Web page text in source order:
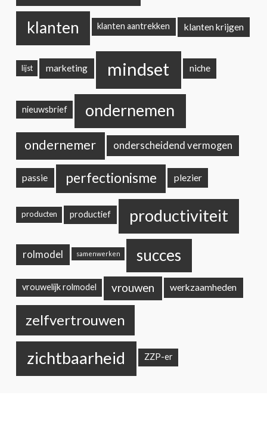
klanten klanten aantrekken klanten krijgen
lijst marketing mindset niche
nieuwsbrief ondernemen
ondernemer onderscheidend vermogen
passie perfectionisme plezier
producten productief productiviteit
rolmodel samenwerken succes
vrouwelijk rolmodel vrouwen werkzaamheden
zelfvertrouwen
zichtbaarheid ZZP-er